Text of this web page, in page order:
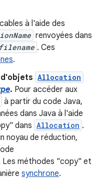
à l'aide des
renvoyées dans
filename . Ces
.
Allocation
. Pour accéder aux
à partir du code Java,
dans Java à l'aide
dans Allocation .
noyau de réduction,
Les méthodes "copy" et
synchrone.